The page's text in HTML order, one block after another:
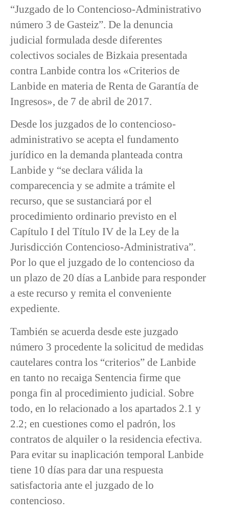
“Juzgado de lo Contencioso-Administrativo
número 3 de Gasteiz”. De la denuncia
judicial formulada desde diferentes
colectivos sociales de Bizkaia presentada
contra Lanbide contra los «Criterios de
Lanbide en materia de Renta de Garantía de
Ingresos», de 7 de abril de 2017.
Desde los juzgados de lo contencioso-
administrativo se acepta el fundamento
jurídico en la demanda planteada contra
Lanbide y “se declara válida la
comparecencia y se admite a trámite el
recurso, que se sustanciará por el
procedimiento ordinario previsto en el
Capítulo I del Título IV de la Ley de la
Jurisdicción Contencioso-Administrativa”.
Por lo que el juzgado de lo contencioso da
un plazo de 20 días a Lanbide para responder
a este recurso y remita el conveniente
expediente.
También se acuerda desde este juzgado
número 3 procedente la solicitud de medidas
cautelares contra los “criterios” de Lanbide
en tanto no recaiga Sentencia firme que
ponga fin al procedimiento judicial. Sobre
todo, en lo relacionado a los apartados 2.1 y
2.2; en cuestiones como el padrón, los
contratos de alquiler o la residencia efectiva.
Para evitar su inaplicación temporal Lanbide
tiene 10 días para dar una respuesta
satisfactoria ante el juzgado de lo
contencioso.